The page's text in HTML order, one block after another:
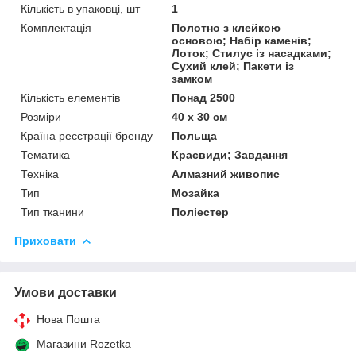
Кількість в упаковці, шт
1
Комплектація
Полотно з клейкою
основою; Набір каменів;
Лоток; Стилус із насадками;
Сухий клей; Пакети із
замком
Кількість елементів
Понад 2500
Розміри
40 x 30 см
Країна реєстрації бренду
Польща
Тематика
Краєвиди; Завдання
Техніка
Алмазний живопис
Тип
Мозайка
Тип тканини
Поліестер
Приховати
Умови доставки
Нова Пошта
Магазини Rozetka